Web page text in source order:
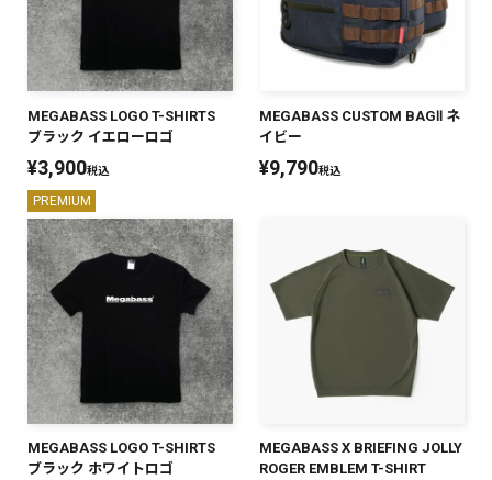
MEGABASS LOGO T-SHIRTS
ブラック イエローロゴ
¥3,900税込
PREMIUM
MEGABASS CUSTOM BAGⅡ ネ
イビー
¥9,790税込
MEGABASS LOGO T-SHIRTS
ブラック ホワイトロゴ
MEGABASS X BRIEFING JOLLY
ROGER EMBLEM T-SHIRT